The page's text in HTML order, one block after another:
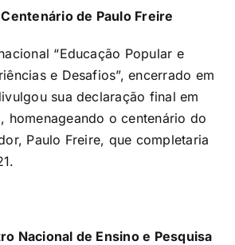
de Paulo Freire
“Educação Popular e
e Desafios”, encerrado em
sua declaração final em
homenageando o centenário do
Paulo Freire, que completaria
Nacional de Ensino e Pesquisa